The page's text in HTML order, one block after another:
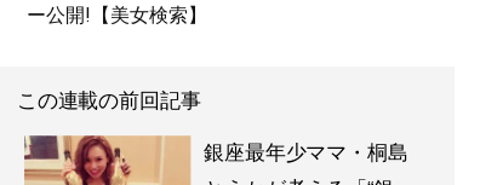
ー公開!【美女検索】
この連載の前回記事
銀座最年少ママ・桐島